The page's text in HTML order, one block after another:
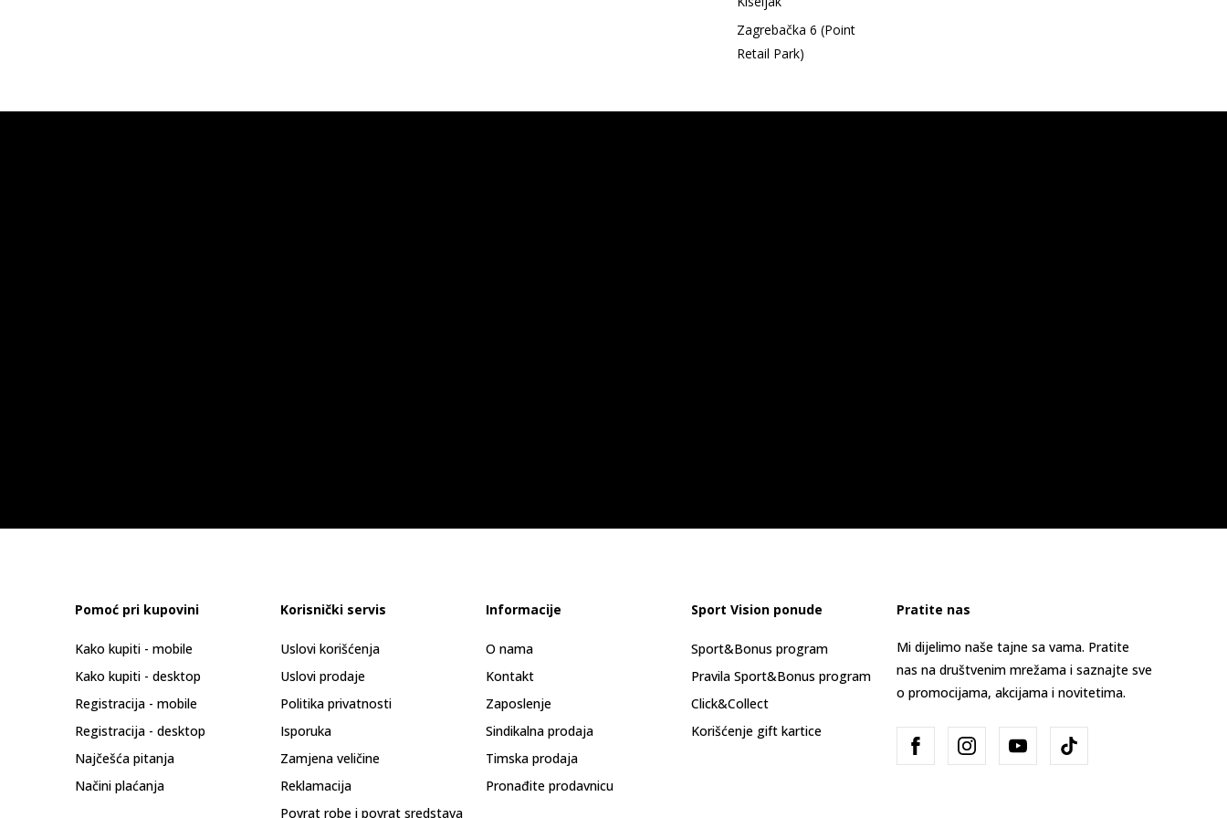
Zagrebačka 6 (Point
Retail Park)
Pomoć pri kupovini
Kako kupiti - mobile
Kako kupiti - desktop
Registracija - mobile
Registracija - desktop
Najčešća pitanja
Načini plaćanja
Korisnički servis
Uslovi korišćenja
Uslovi prodaje
Politika privatnosti
Isporuka
Zamjena veličine
Reklamacija
Povrat robe i povrat sredstava
Informacije
O nama
Kontakt
Zaposlenje
Sindikalna prodaja
Timska prodaja
Pronađite prodavnicu
Sport Vision ponude
Sport&Bonus program
Pravila Sport&Bonus program
Click&Collect
Korišćenje gift kartice
Pratite nas
Mi dijelimo naše tajne sa vama. Pratite
nas na društvenim mrežama i saznajte sve
o promocijama, akcijama i novitetima.